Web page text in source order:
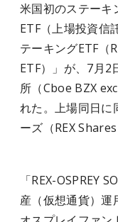
米国初のステーキ
ETF（上場投資信
テーキングETF（
ETF）」が、7月2
所（Cboe BZX
れた。上場同日に
ーズ（REX
「REX-OSPREY
産（仮想通貨）運